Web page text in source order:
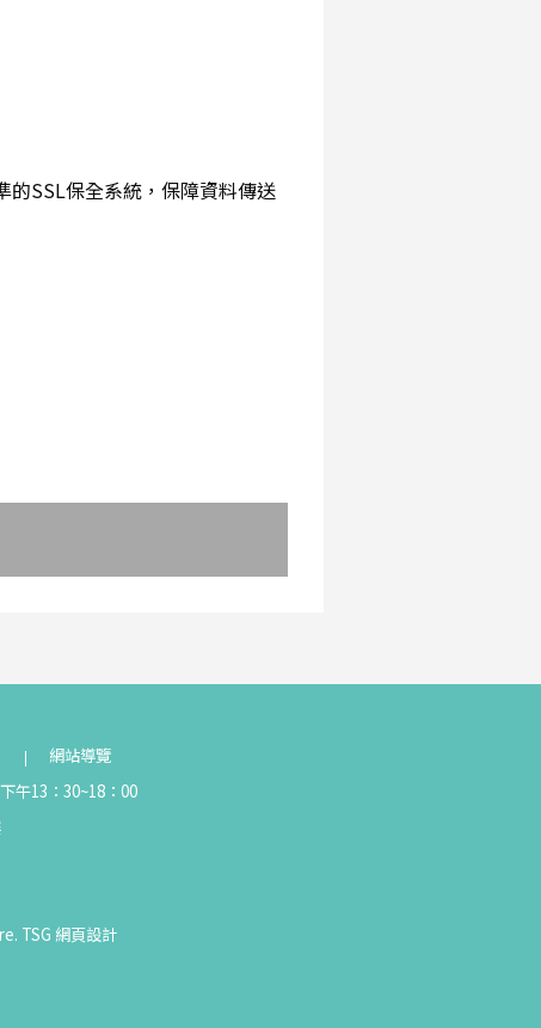
SSL保全系統，保障資料傳送
網站導覽
午13：30~18：00
TSG 網頁設計